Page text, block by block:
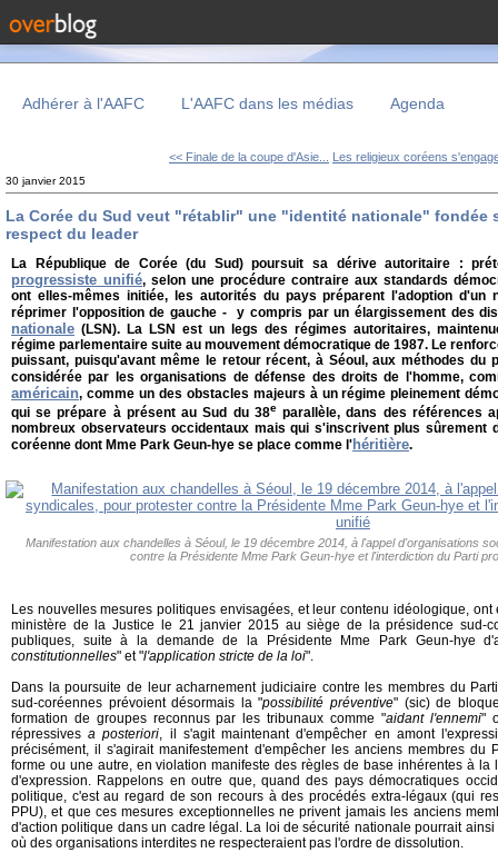
Adhérer à l'AAFC L'AAFC dans les médias Agenda
<< Finale de la coupe d'Asie... Les religieux coréens
30 janvier 2015
La Corée du Sud veut "rétablir" une "identité nationale" fondée
respect du leader
La République de Corée (du Sud) poursuit sa dérive autoritaire :
progressiste unifié, selon une procédure contraire aux standards
ont elles-mêmes initiée, les autorités du pays préparent l'adoption d'un
réprimer l'opposition de gauche - y compris par un élargissement des
nationale (LSN). La LSN est un legs des régimes autoritaires,
régime parlementaire suite au mouvement démocratique de 1987. Le
puissant, puisqu'avant même le retour récent, à Séoul, aux méthodes du
considérée par les organisations de défense des droits de l'homme,
américain, comme un des obstacles majeurs à un régime pleinement
qui se prépare à présent au Sud du 38e parallèle, dans des références
nombreux observateurs occidentaux mais qui s'inscrivent plus sûrement
coréenne dont Mme Park Geun-hye se place comme l'héritière.
Manifestation aux chandelles à Séoul, le 19 décembre 2014, à l'appel d'organisations
contre la Présidente Mme Park Geun-hye et l'interdiction du Parti
Les nouvelles mesures politiques envisagées, et leur contenu idéologique,
ministère de la Justice le 21 janvier 2015 au siège de la présidence sud-
publiques, suite à la demande de la Présidente Mme Park Geun-hye
constitutionnelles" et "l'application stricte de la loi".
Dans la poursuite de leur acharnement judiciaire contre les membres du
sud-coréennes prévoient désormais la "possibilité préventive" (sic) de
formation de groupes reconnus par les tribunaux comme "aidant l'ennemi"
répressivesa posteriori, il s'agit maintenant d'empêcher en amont
précisément, il s'agirait manifestement d'empêcher les anciens membres du
forme ou une autre, en violation manifeste des règles de base inhérentes à la
d'expression. Rappelons en outre que, quand des pays démocratiques
politique, c'est au regard de son recours à des procédés extra-légaux (qui
PPU), et que ces mesures exceptionnelles ne privent jamais les anciens
d'action politique dans un cadre légal. La loi de sécurité nationale pourrait
où des organisations interdites ne respecteraient pas l'ordre de dissolution.